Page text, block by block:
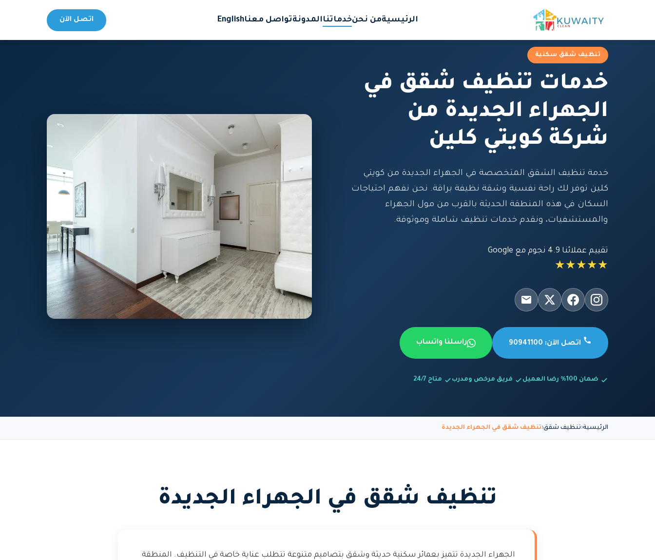
الرئيسيةمن نحنخدماتناالمدونةتواصل معناEnglish اتصل الآن
تنظيف شقق سكنية
خدمات تنظيف شقق في
الجهراء الجديدة من
شركة كويتي كلين
خدمة تنظيف الشقق المتخصصة في الجهراء الجديدة من كويتي
كلين توفر لك راحة نفسية وشقة نظيفة براقة. نحن نفهم احتياجات
السكان في هذه المنطقة الحديثة بالقرب من مول الجهراء
والمستشفيات، ونقدم خدمات تنظيف شاملة وموثوقة.
تقييم عملائنا 4.9 نجوم مع Google
★★★★★
اتصل الآن: 90941100 راسلنا واتساب
ضمان 100% رضا العميل فريق مرخص ومدرب متاح 24/7
الرئيسية تنظيف شقق تنظيف شقق في الجهراء الجديدة
تنظيف شقق في الجهراء الجديدة
الجهراء الجديدة تتميز بعمائر سكنية حديثة وشقق بتصاميم متنوعة تتطلب عناية خاصة في التنظيف. المنطقة